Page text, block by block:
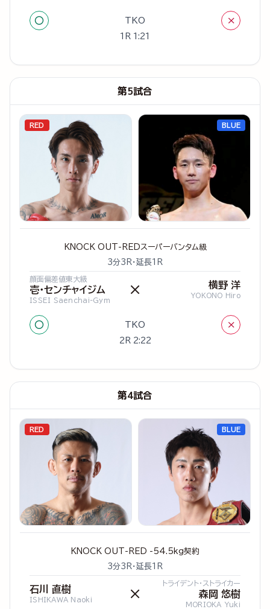
○ TKO ×
1R 1:21
第5試合
RED
KNOCK OUT-REDスーパーバンタム級
3分3R・延長1R
顔面偏差値東大級
壱・センチャイジム
ISSEI Saenchai-Gym
× 横野 洋
YOKONO Hiro
○ TKO ×
2R 2:22
BLUE
第4試合
RED
KNOCK OUT-RED -54.5kg契約
3分3R・延長1R
石川 直樹
ISHIKAWA Naoki ×
トライデント・ストライカー
森岡 悠樹
MORIOKA Yuki
BLUE